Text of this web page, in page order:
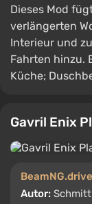
Dieses Mod
verlängerten
Interieur und
Fahrten hinzu.
Küche;
Gavril Enix
BeamNG.drive
Autor: